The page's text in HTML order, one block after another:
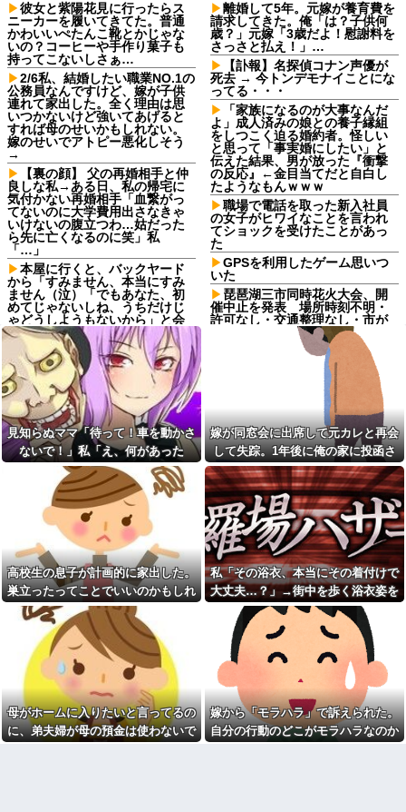
彼女と紫陽花見に行ったらス
ニーカーを履いてきてた。普通
かわいいぺたんこ靴とかじゃな
いの？コーヒーや手作り菓子も
持ってこないしさぁ…
2/6私、結婚したい職業NO.1の
公務員なんですけど、嫁が子供
連れて家出した。全く理由は思
いつかないけど強いてあげると
すれば母のせいかもしれない。
嫁のせいでアトピー悪化しそう
→
【裏の顔】 父の再婚相手と仲
良しな私→ある日、私の帰宅に
気付かない再婚相手「血繋がっ
てないのに大学費用出さなきゃ
いけないの腹立つわ…姑だった
ら先に亡くなるのに笑」私
「…」
本屋に行くと、バックヤード
から「すみません、本当にすみ
ません（泣）「でもあなた、初
めてじゃないしね、うちだけじ
ゃどうしようもないから」と会
話が聞こえてきた→する
と・・・
生活保護の相談に行ったら、
愛猫を手放さないと無理と言わ
れた。子どものような存在だか
ら手放すのは絶対に考えられな
い・・・
妹と差をつけて育てられた。
妹「家も土地も、財産はすべて
私が継ぐ。相続は放棄して」母
「うんうん」私「わかった」 →
数年後、復讐のチャンスがや...
彼女と結婚の話をしていた時
に言われたことが衝撃だった
祖父が亡くなって遺品整理し
てたら大量の手紙が出てきた。
全部同じ女性で祖父と恋愛関係
だったっぽい
見知らぬママ「待って！車を
動かさないで！」私「え、何が
あったの！？」→慌てて降りる
と園長先生が激怒していて…
私「この絵馬、切ないお願い
が書いてある…」友人「読んで
みて」→有名神社で見つけた願
い事の内容に、思わず神様も困
るだろうと思ってしまい…
義妹夫のお兄さんが草加の集
まりにいてビックリ。義両親は
新興宗教大嫌いな人たちなのに...
離婚して5年。元嫁が養育費を
請求してきた。俺「は？子供何
歳？」元嫁「3歳だよ！慰謝料を
さっさと払え！」…
【訃報】名探偵コナン声優が
死去 → 今トンデモナイことにな
ってる・・・
「家族になるのが大事なんだ
よ」成人済みの娘との養子縁組
をしつこく迫る婚約者。怪しい
と思って「事実婚にしたい」と
伝えた結果、男が放った『衝撃
の反応』←金目当てだと自白し
たようなもんｗｗｗ
職場で電話を取った新入社員
の女子がヒワイなことを言われ
てショックを受けたことがあっ
た
GPSを利用したゲーム思いつ
いた
琵琶湖三市同時花火大会、開
催中止を発表 場所時刻不明・
許可なし・交通整理なし・市が
20年くらい前だけど当時お付
き合いがあった仲間が神社に赤
いものを身につけちゃいけない
【画像】TWICE・モモ(30)、
またしてもセクシーボデーを披
露ｗｗｗｗｗｗｗｗ
ワイ「さぁてTwitterみるか
ぁ」沢山の幸せ、沢山の人々の
努力「うおおおお」ｽﾞﾄﾞﾄﾞﾄﾞﾄﾞ
父の再婚相手が職権乱用して
私達の個人情報を調べ、訪問や
電話をしてくる
母「お姉ちゃんは偉いのに、
あんたはねぇ…」私「また比べ
るの？」→積もり積もった不満
がついに爆発して…
日本韓国台湾「少子化です」
←わかる 中国北朝鮮「少子化
です」←強権国家でも止められ
ないのかよ
ラーメンハゲ「最近のインス
タントは店に出せるレベル」ラ
ーメン大好きJK「店とインスタ
ントの良さは別のベクトル」他
担当美容師と近所の道端でば
ったり。美容師「早く前みたい
に美容室に来てくださいよ～」
見知らぬママ「待って！車を動かさ
ないで！」私「え、何があった
の！？」→慌てて降りると園長先生
が激怒していて…
嫁が同窓会に出席して元カレと再会
して失踪。1年後に俺の家に投函さ
れたものがこれ...
高校生の息子が計画的に家出した。
巣立ったってことでいいのかもしれ
ないけど、なんか割り切れず...
私「その浴衣、本当にその着付けで
大丈夫…？」→街中を歩く浴衣姿を
見て、違和感ばかりが気になってし
まい…
母がホームに入りたいと言ってるの
に、弟夫婦が母の預金は使わないで
嫁から「モラハラ」で訴えられた。
自分の行動のどこがモラハラなのか